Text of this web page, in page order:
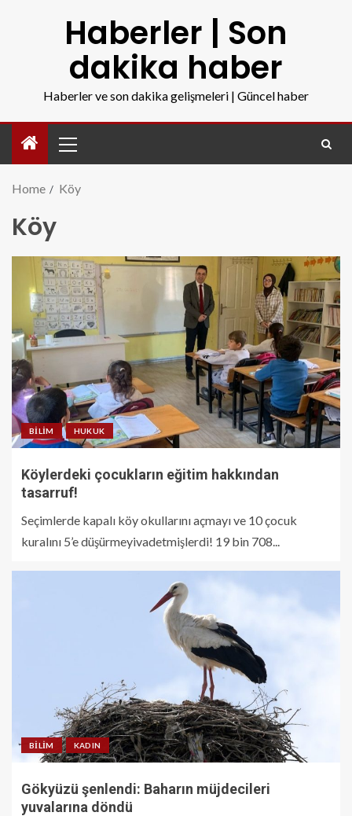
Haberler | Son
dakika haber
Haberler ve son dakika gelişmeleri | Güncel haber
Home Köy
Köy
BILIM HUKUK
Köylerdeki çocukların eğitim hakkından
tasarruf!
Seçimlerde kapalı köy okullarını açmayı ve 10 çocuk
kuralını 5’e düşürmeyivadetmişlerdi! 19 bin 708...
BILIM KADIN
Gökyüzü şenlendi: Baharın müjdecileri
yuvalarına döndü